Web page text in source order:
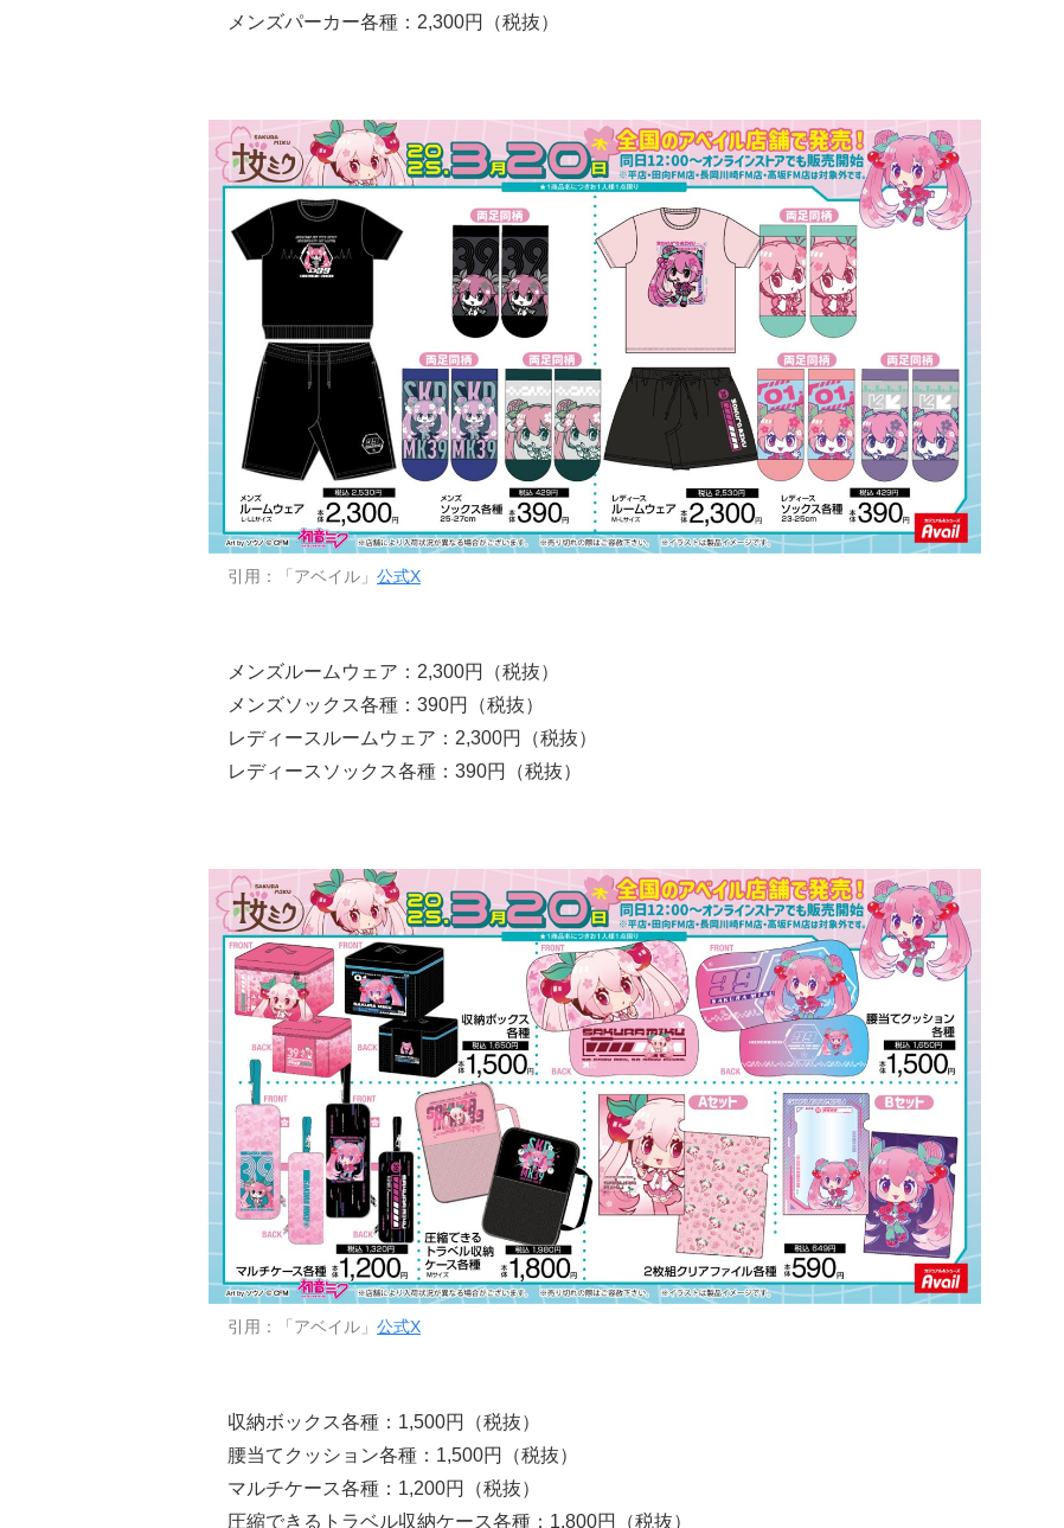
メンズパーカー各種：2,300円（税抜）
引用：「アベイル」 公式X
メンズルームウェア：2,300円（税抜）
メンズソックス各種：390円（税抜）
レディースルームウェア：2,300円（税抜）
レディースソックス各種：390円（税抜）
引用：「アベイル」 公式X
収納ボックス各種：1,500円（税抜）
腰当てクッション各種：1,500円（税抜）
マルチケース各種：1,200円（税抜）
圧縮できるトラベル収納ケース各種：1,800円（税抜）